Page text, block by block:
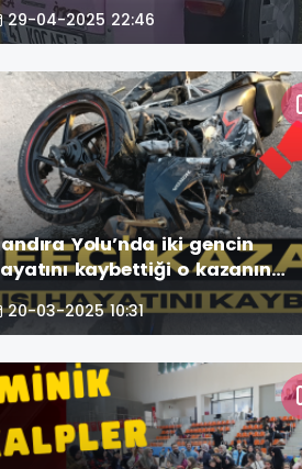
29-04-2025 22:46
Yolu’nda iki gencin
kaybettiği o kazanın
20-03-2025 10:31